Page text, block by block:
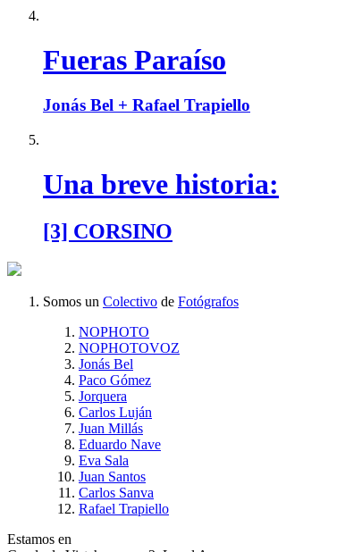
Fueras Paraíso
Jonás Bel + Rafael Trapiello
Una breve historia:
[3] CORSINO
Somos un Colectivo de Fotógrafos
NOPHOTO
NOPHOTOVOZ
Jonás Bel
Paco Gómez
Jorquera
Carlos Luján
Juan Millás
Eduardo Nave
Eva Sala
Juan Santos
Carlos Sanva
Rafael Trapiello
Estamos en